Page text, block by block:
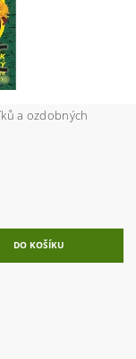
a ozdobných